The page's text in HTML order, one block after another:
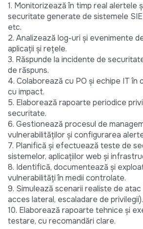
1. Monitorizează în timp real alertele
securitate generate de sistemele
etc.
2. Analizează log-uri și evenimente
aplicații și rețele.
3. Răspunde la incidente de
de răspuns.
4. Colaborează cu PO și echipe IT în
cu impact.
5. Elaborează rapoarte periodice
securitate.
6. Gestionează procesul de
vulnerabilităților și configurarea
7. Planifică și efectuează teste de
sistemelor, aplicațiilor web și
8. Identifică, documentează și
vulnerabilități în medii controlate.
9. Simulează scenarii realiste de atac
acces lateral, escaladare de privilegii).
10. Elaborează rapoarte tehnice și
testare, cu recomandări clare.